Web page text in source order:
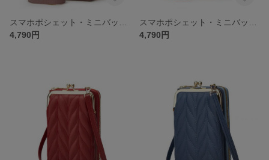
4,790円
4,790円